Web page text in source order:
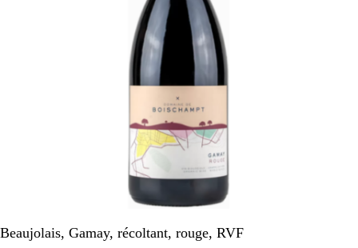
Beaujolais, Gamay, récoltant, rouge, RVF